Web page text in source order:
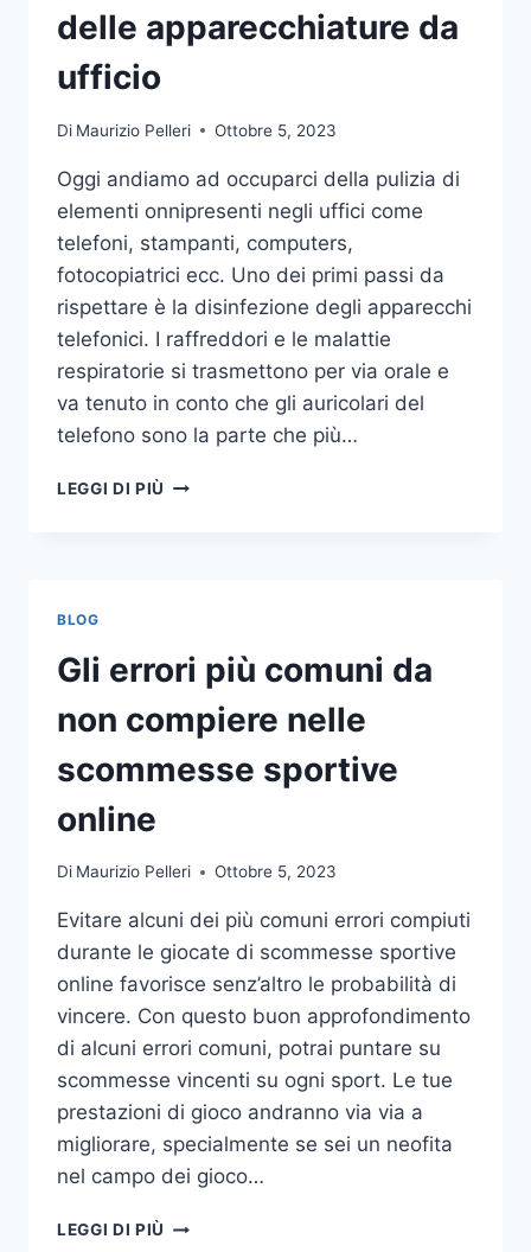
delle apparecchiature da
ufficio
Di Maurizio Pelleri Ottobre 5, 2023
Oggi andiamo ad occuparci della pulizia di
elementi onnipresenti negli uffici come
telefoni, stampanti, computers,
fotocopiatrici ecc. Uno dei primi passi da
rispettare è la disinfezione degli apparecchi
telefonici. I raffreddori e le malattie
respiratorie si trasmettono per via orale e
va tenuto in conto che gli auricolari del
telefono sono la parte che più…
LEGGI DI PIÙ UN
PULIZIA
DELLE
APPARECCHIATURE
DA
BLOG
Gli errori più comuni da
non compiere nelle
scommesse sportive
online
Di Maurizio Pelleri Ottobre 5, 2023
Evitare alcuni dei più comuni errori compiuti
durante le giocate di scommesse sportive
online favorisce senz’altro le probabilità di
vincere. Con questo buon approfondimento
di alcuni errori comuni, potrai puntare su
scommesse vincenti su ogni sport. Le tue
prestazioni di gioco andranno via via a
migliorare, specialmente se sei un neofita
nel campo dei gioco…
LEGGI DI PIÙ GLI